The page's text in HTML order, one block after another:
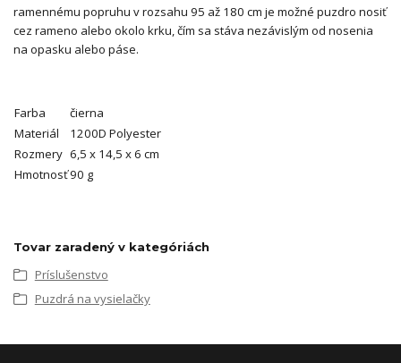
ramennému popruhu v rozsahu 95 až 180 cm je možné puzdro nosiť
cez rameno alebo okolo krku, čím sa stáva nezávislým od nosenia
na opasku alebo páse.
Farba
čierna
Materiál
1200D Polyester
Rozmery 6,5 x 14,5 x 6 cm
Hmotnosť90 g
Tovar zaradený v kategóriách
Príslušenstvo
Puzdrá na vysielačky